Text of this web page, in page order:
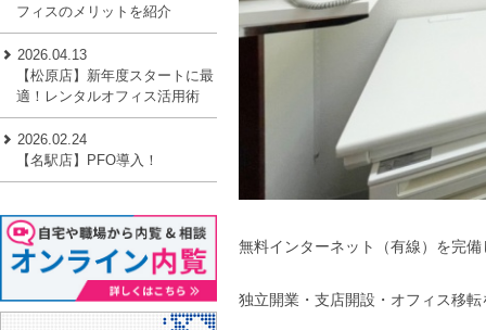
無料インターネット（有線）を完
独立開業・支店開設・オフィス移
フィスのメリットを紹介
2026.04.13
【松原店】新年度スタートに最
適！レンタルオフィス活用術
2026.02.24
【名駅店】PFO導入！